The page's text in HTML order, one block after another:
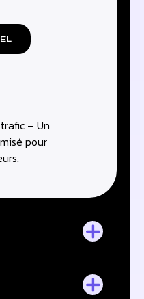
– Un
pour